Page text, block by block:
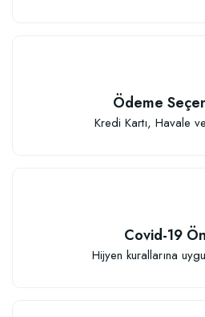
Ödeme
Kredi Kartı, Havale
Covid-19
Hijyen kurallarına